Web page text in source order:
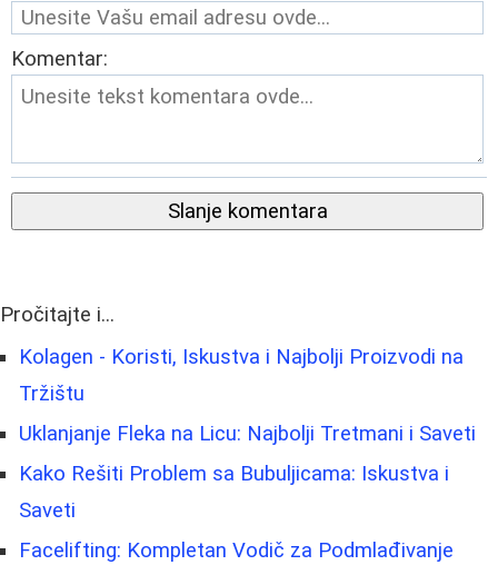
Komentar:
Slanje komentara
Pročitajte i...
Kolagen - Koristi, Iskustva i Najbolji Proizvodi na
Tržištu
Uklanjanje Fleka na Licu: Najbolji Tretmani i Saveti
Kako Rešiti Problem sa Bubuljicama: Iskustva i
Saveti
Facelifting: Kompletan Vodič za Podmlađivanje